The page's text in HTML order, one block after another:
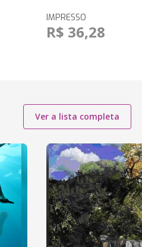
IMPRESSO
R$ 36,28
Ver a lista completa